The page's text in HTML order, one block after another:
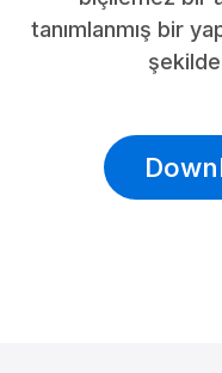
tanımlanmış bir